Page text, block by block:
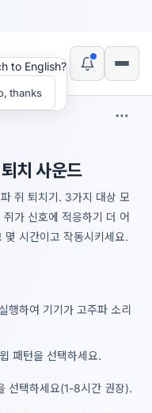
치 사운드
쥐 퇴치기. 3가지 대상 모
가 신호에 적응하기 더 어
몇 시간이고 작동시키세요.
행하여 기기가 고주파 소리
패턴을 선택하세요.
선택하세요(1-8시간 권장).
to English?
thanks